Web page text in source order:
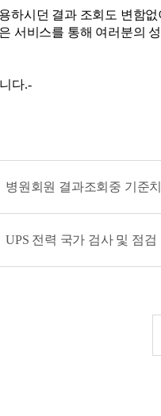
하시던 결과 조회도 변함
서비스를 통해 여러분의
다.-
병원회원 결과조회중 기준
UPS 전력 국가 검사 및 점검